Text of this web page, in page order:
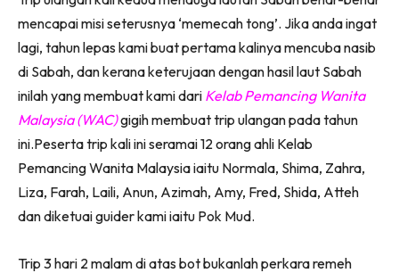
FacebookWhatsApp
Telegram
X
(Twitter)
mencapai misi seterusnya ‘memecah tong’. Jika anda ingat
lagi, tahun lepas kami buat pertama kalinya mencuba nasib
di Sabah, dan kerana keterujaan dengan hasil laut Sabah
inilah yang membuat kami dari Kelab Pemancing Wanita
Malaysia (WAC)gigih membuat trip ulangan pada tahun
ini.Peserta trip kali ini seramai 12 orang ahli Kelab
Pemancing Wanita Malaysia iaitu Normala, Shima, Zahra,
Liza, Farah, Laili, Anun, Azimah, Amy, Fred, Shida, Atteh
dan diketuai guider kami iaitu Pok Mud.
Trip 3 hari 2 malam di atas bot bukanlah perkara remeh